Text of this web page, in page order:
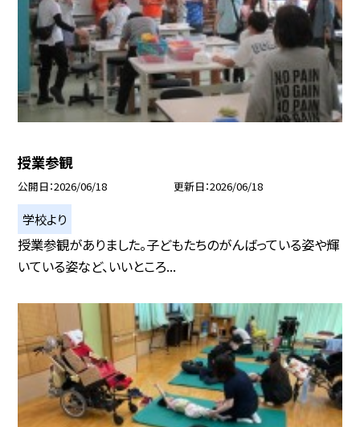
授業参観
公開日 2026/06/18 更新日 2026/06/18
学校より
授業参観がありました。子どもたちのがんばっている姿や輝
いている姿など、いいところ...